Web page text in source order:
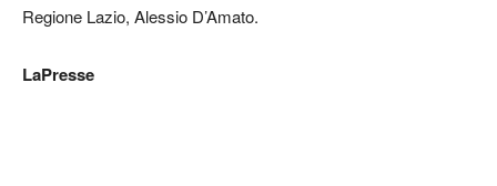
Regione Lazio, Alessio D’Amato.
LaPresse